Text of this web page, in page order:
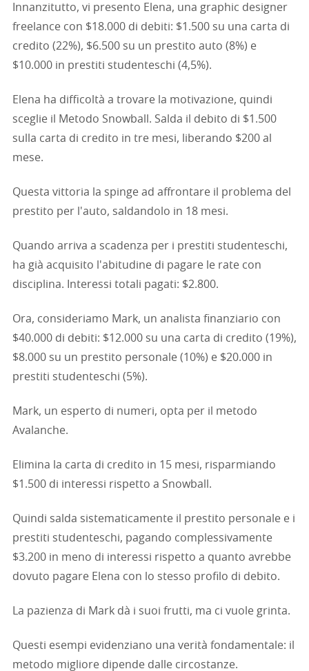
Innanzitutto, vi presento Elena, una graphic designer
freelance con $18.000 di debiti: $1.500 su una carta di
credito (22%), $6.500 su un prestito auto (8%) e
$10.000 in prestiti studenteschi (4,5%).
Elena ha difficoltà a trovare la motivazione, quindi
sceglie il Metodo Snowball. Salda il debito di $1.500
sulla carta di credito in tre mesi, liberando $200 al
mese.
Questa vittoria la spinge ad affrontare il problema del
prestito per l'auto, saldandolo in 18 mesi.
Quando arriva a scadenza per i prestiti studenteschi,
ha già acquisito l'abitudine di pagare le rate con
disciplina. Interessi totali pagati: $2.800.
Ora, consideriamo Mark, un analista finanziario con
$40.000 di debiti: $12.000 su una carta di credito (19%),
$8.000 su un prestito personale (10%) e $20.000 in
prestiti studenteschi (5%).
Mark, un esperto di numeri, opta per il metodo
Avalanche.
Elimina la carta di credito in 15 mesi, risparmiando
$1.500 di interessi rispetto a Snowball.
Quindi salda sistematicamente il prestito personale e i
prestiti studenteschi, pagando complessivamente
$3.200 in meno di interessi rispetto a quanto avrebbe
dovuto pagare Elena con lo stesso profilo di debito.
La pazienza di Mark dà i suoi frutti, ma ci vuole grinta.
Questi esempi evidenziano una verità fondamentale: il
metodo migliore dipende dalle circostanze.